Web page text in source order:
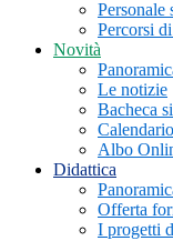
Personale
Percorsi
Novità
Le notizie
Bacheca
Albo
Didattica
Offerta
I progetti